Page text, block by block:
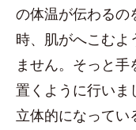
の体温が伝わるの
時、肌がへこむよ
ません。そっと手
置くように行いま
立体的になってい